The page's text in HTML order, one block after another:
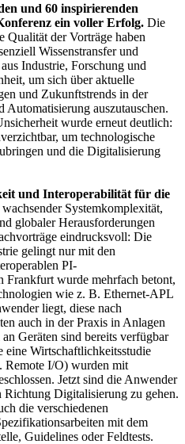
und 60 inspirierenden
ein voller Erfolg. Die
Qualität der Vorträge haben
Wissenstransfer und
Industrie, Forschung und
um sich über aktuelle
und Zukunftstrends in der
auszutauschen.
wurde erneut deutlich:
um technologische
und die Digitalisierung
und Interoperabilität für die
Systemkomplexität,
globaler Herausforderungen
eindrucksvoll: Die
gelingt nur mit den
PI-
wurde mehrfach betont,
wie z. B. Ethernet-APL
liegt, diese nach
auch in der Praxis in Anlagen
Geräten sind bereits verfügbar
eine Wirtschaftlichkeitsstudie
Remote I/O) wurden mit
Jetzt sind die Anwender
Richtung Digitalisierung zu gehen.
die verschiedenen
mit dem
Guidelines oder Feldtests.